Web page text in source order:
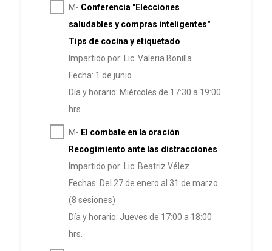
M- Conferencia "Elecciones
saludables y compras inteligentes"
Tips de cocina y etiquetado
Impartido por: Lic. Valeria Bonilla
Fecha: 1 de junio
Día y horario: Miércoles de 17:30 a 19:00
hrs.
M- El combate en la oración
Recogimiento ante las distracciones
Impartido por: Lic. Beatriz Vélez
Fechas: Del 27 de enero al 31 de marzo
(8 sesiones)
Día y horario: Jueves de 17:00 a 18:00
hrs.